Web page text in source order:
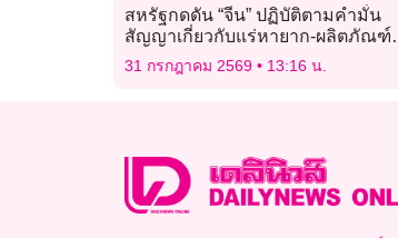
สหรัฐกดดัน “จีน” ปฏิบัติตามคำมั่น
สัญญาเกี่ยวกับแร่หายาก-ผลิตภัณฑ์
เกษตร
31 กรกฎาคม 2569 13:16 น.